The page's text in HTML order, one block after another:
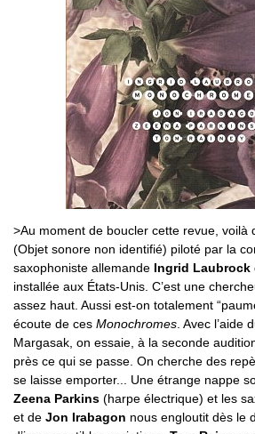
>Au moment de boucler cette revue, voilà
(Objet sonore non identifié) piloté par la
saxophoniste allemande Ingrid Laubrock
installée aux États-Unis. C’est une
assez haut. Aussi est-on totalement
écoute de ces Monochromes . Avec l’aide
Margasak, on essaie, à la seconde
près ce qui se passe. On cherche des
se laisse emporter... Une étrange nappe
Zeena Parkins (harpe électrique) et les
et de Jon Irabagon nous engloutit dès le